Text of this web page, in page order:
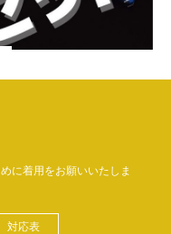
に着用をお願いいたしま
対応表